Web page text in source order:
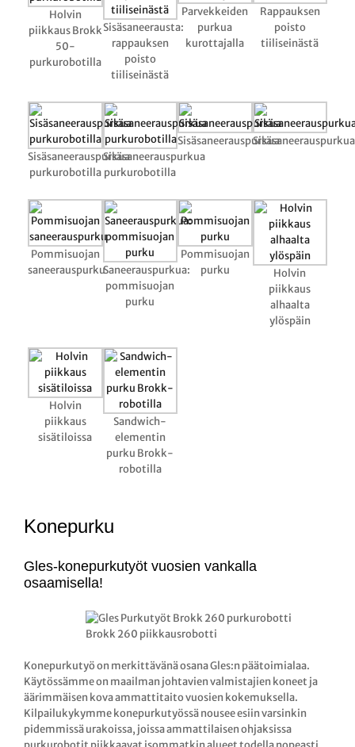
Holvin
piikkaus Brokk
50-
purkurobotilla
Sisäsaneerausta:
rappauksen
poisto
tiiliseinästä
Parvekkeiden
purkua
kurottajalla
Rappauksen
poisto
tiiliseinästä
Sisäsaneerauspurkua
purkurobotilla
Sisäsaneerauspurkua
purkurobotilla
SisäsaneerauspurkuaSisäsaneerauspurkua
Pommisuojan
saneerauspurkuSaneerauspurkua:
pommisuojan
purku
Pommisuojan
purku
Holvin
piikkaus
alhaalta
ylöspäin
Holvin
piikkaus
sisätiloissa
Sandwich-
elementin
purku Brokk-
robotilla
Konepurku
Gles-konepurkutyöt vuosien vankalla
osaamisella!
Brokk 260 piikkausrobotti
Konepurkutyö on merkittävänä osana Gles:n päätoimialaa.
Käytössämme on maailman johtavien valmistajien koneet ja
äärimmäisen kova ammattitaito vuosien kokemuksella.
Kilpailukykymme konepurkutyössä nousee esiin varsinkin
pidemmissä urakoissa, joissa ammattilaisen ohjaksissa